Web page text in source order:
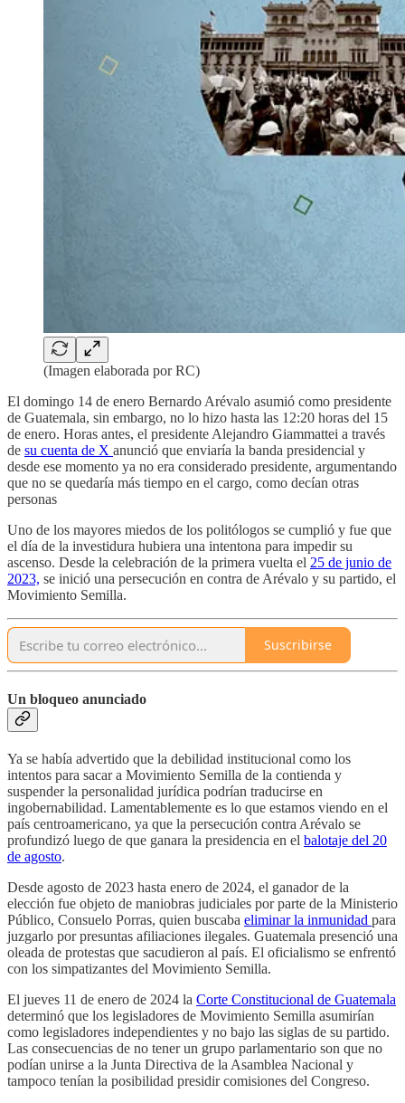
(Imagen elaborada por RC)
El domingo 14 de enero Bernardo Arévalo asumió como presidente
de Guatemala, sin embargo, no lo hizo hasta las 12:20 horas del 15
de enero. Horas antes, el presidente Alejandro Giammattei a través
de su cuenta de X anunció que enviaría la banda presidencial y
desde ese momento ya no era considerado presidente, argumentando
que no se quedaría más tiempo en el cargo, como decían otras
personas
Uno de los mayores miedos de los politólogos se cumplió y fue que
el día de la investidura hubiera una intentona para impedir su
ascenso. Desde la celebración de la primera vuelta el 25 de junio de
2023, se inició una persecución en contra de Arévalo y su partido, el
Movimiento Semilla.
Suscribirse
Un bloqueo anunciado
Ya se había advertido que la debilidad institucional como los
intentos para sacar a Movimiento Semilla de la contienda y
suspender la personalidad jurídica podrían traducirse en
ingobernabilidad. Lamentablemente es lo que estamos viendo en el
país centroamericano, ya que la persecución contra Arévalo se
profundizó luego de que ganara la presidencia en el balotaje del 20
de agosto.
Desde agosto de 2023 hasta enero de 2024, el ganador de la
elección fue objeto de maniobras judiciales por parte de la Ministerio
Público, Consuelo Porras, quien buscaba eliminar la inmunidad para
juzgarlo por presuntas afiliaciones ilegales. Guatemala presenció una
oleada de protestas que sacudieron al país. El oficialismo se enfrentó
con los simpatizantes del Movimiento Semilla.
El jueves 11 de enero de 2024 la Corte Constitucional de Guatemala
determinó que los legisladores de Movimiento Semilla asumirían
como legisladores independientes y no bajo las siglas de su partido.
Las consecuencias de no tener un grupo parlamentario son que no
podían unirse a la Junta Directiva de la Asamblea Nacional y
tampoco tenían la posibilidad presidir comisiones del Congreso.